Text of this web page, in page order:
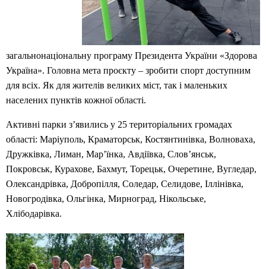
загальнонаціональну програму Президента України «Здорова
Україна». Головна мета проєкту – зробити спорт доступним
для всіх. Як для жителів великих міст, так і маленьких
населених пунктів кожної області.
Активні парки з’явились у 25 територіальних громадах
області: Маріуполь, Краматорськ, Костянтинівка, Волноваха,
Дружківка, Лиман, Мар’їнка, Авдіївка, Слов’янськ,
Покровськ, Курахове, Бахмут, Торецьк, Очеретине, Вугледар,
Олександрівка, Добропілля, Соледар, Селидове, Іллінівка,
Новогродівка, Ольгінка, Мирноград, Нікольське,
Хлібодарівка.